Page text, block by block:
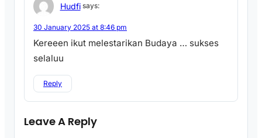
Hudfi says:
30 January 2025 at 8:46 pm
Kereeen ikut melestarikan Budaya … sukses
selaluu
Reply
Leave A Reply